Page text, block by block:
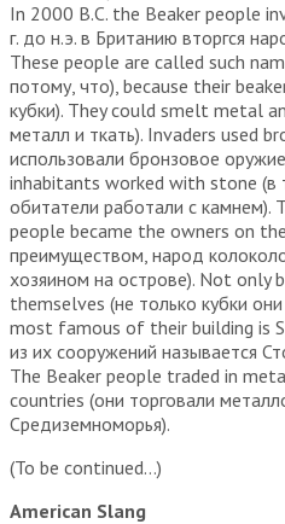
In 2000 B.C. the Beaker people
г. до н.э. в Британию вторгся
These people are called such
потому, что), because their
кубки). They could smelt metal
металл и ткать). Invaders used
использовали бронзовое
inhabitants worked with stone (в
обитатели работали с камнем).
people became the owners on
преимуществом, народ
хозяином на острове). Not
themselves (не только кубки
most famous of their building is
из их сооружений называется
The Beaker people traded in
countries (они торговали
Средиземноморья).
(To be continued…)
American Slang